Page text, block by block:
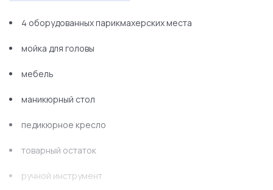
4 оборудованных парикмахерских места
мойка для головы
мебель
маникюрный стол
педикюрное кресло
товарный остаток
ручной инструмент